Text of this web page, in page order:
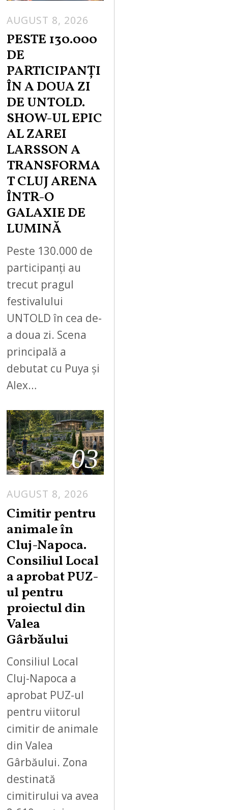
AUGUST 8, 2026
PESTE 130.000
DE
PARTICIPANȚI
ÎN A DOUA ZI
DE UNTOLD.
SHOW-UL EPIC
AL ZAREI
LARSSON A
TRANSFORMA
T CLUJ ARENA
ÎNTR-O
GALAXIE DE
LUMINĂ
Peste 130.000 de
participanți au
trecut pragul
festivalului
UNTOLD în cea de-
a doua zi. Scena
principală a
debutat cu Puya și
Alex…
03
AUGUST 8, 2026
Cimitir pentru
animale în
Cluj-Napoca.
Consiliul Local
a aprobat PUZ-
ul pentru
proiectul din
Valea
Gârbăului
Consiliul Local
Cluj-Napoca a
aprobat PUZ-ul
pentru viitorul
cimitir de animale
din Valea
Gârbăului. Zona
destinată
cimitirului va avea